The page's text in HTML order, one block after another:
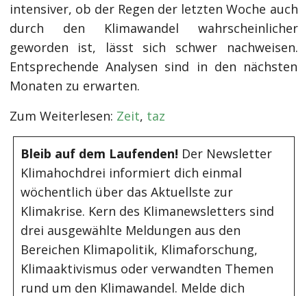
intensiver, ob der Regen der letzten Woche auch
durch den Klimawandel wahrscheinlicher
geworden ist, lässt sich schwer nachweisen.
Entsprechende Analysen sind in den nächsten
Monaten zu erwarten.
Zum Weiterlesen: Zeit, taz
Bleib auf dem Laufenden! Der Newsletter
Klimahochdrei informiert dich einmal
wöchentlich über das Aktuellste zur
Klimakrise. Kern des Klimanewsletters sind
drei ausgewählte Meldungen aus den
Bereichen Klimapolitik, Klimaforschung,
Klimaaktivismus oder verwandten Themen
rund um den Klimawandel. Melde dich